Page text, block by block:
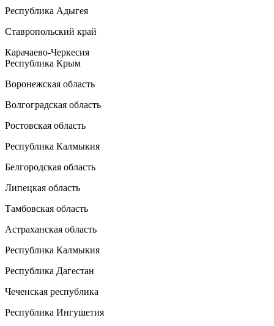
Республика Адыгея
Ставропольский край
Карачаево-Черкесия
Республика Крым
Воронежская область
Волгоградская область
Ростовская область
Республика Калмыкия
Белгородская область
Липецкая область
Тамбовская область
Астраханская область
Республика Калмыкия
Республика Дагестан
Чеченская республика
Республика Ингушетия